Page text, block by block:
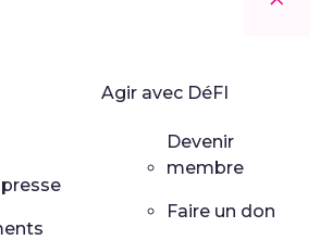
Agir avec DéFI
Devenir
membre
Faire un don